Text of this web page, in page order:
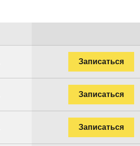
Записаться
Записаться
Записаться